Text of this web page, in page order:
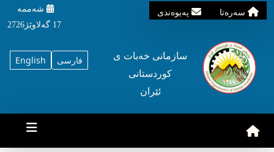
سه‌ره‌تا په‌یوه‌ندی
شه‌ممه‌
17 گه‌لاوێژ2726
English فارسی
سازمانی خه‌بات ی
کوردستانی
ئێران